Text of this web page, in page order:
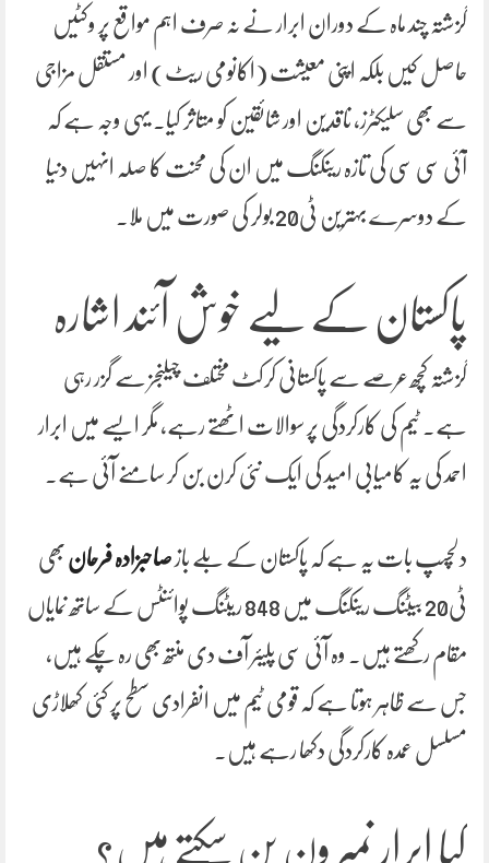
گزشتہ چند ماہ کے دوران ابرار نے نہ صرف اہم مواقع پر وکٹیں
حاصل کیں بلکہ اپنی معیشت (اکانومی ریٹ) اور مستقل مزاجی
سے بھی سلیکٹرز، ناقدین اور شائقین کو متاثر کیا۔ یہی وجہ ہے کہ
آئی سی سی کی تازہ رینکنگ میں ان کی محنت کا صلہ انہیں دنیا
کے دوسرے بہترین ٹی20 بولر کی صورت میں ملا۔
پاکستان کے لیے خوش آئند اشارہ
گزشتہ کچھ عرصے سے پاکستانی کرکٹ مختلف چیلنجز سے گزر رہی
ہے۔ ٹیم کی کارکردگی پر سوالات اٹھتے رہے، مگر ایسے میں ابرار
احمد کی یہ کامیابی امید کی ایک نئی کرن بن کر سامنے آئی ہے۔
دلچسپ بات یہ ہے کہ پاکستان کے بلے باز صاحبزادہ فرحان بھی
ٹی20 بیٹنگ رینکنگ میں 848 ریٹنگ پوائنٹس کے ساتھ نمایاں
مقام رکھتے ہیں۔ وہ آئی سی پلیئر آف دی منتھ بھی رہ چکے ہیں،
جس سے ظاہر ہوتا ہے کہ قومی ٹیم میں انفرادی سطح پر کئی کھلاڑی
مسلسل عمدہ کارکردگی دکھا رہے ہیں۔
کیا ابرار نمبر ون بن سکتے ہیں؟